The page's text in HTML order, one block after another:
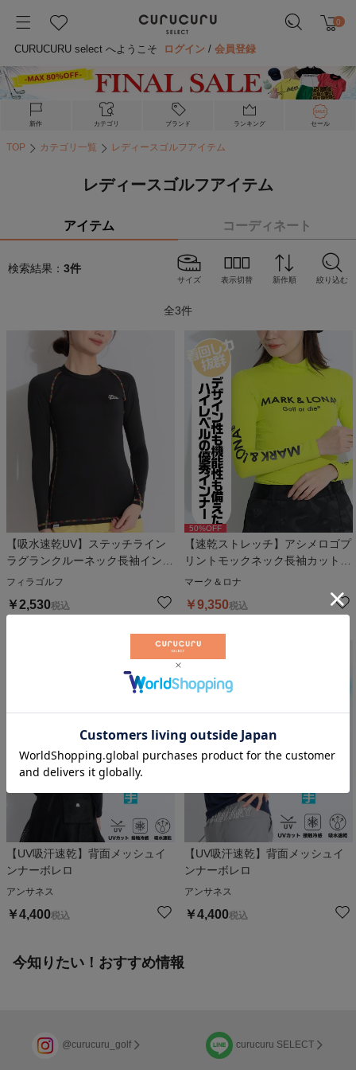
0
CURUCURU select へようこそ ログイン /会員登録
新作 カテゴリ ブランド ランキング セール
TOP カテゴリ一覧 レディースゴルフアイテム
レディースゴルフアイテム
アイテム コーディネート
検索結果： 3件
サイズ 表示切替 新作順 絞り込む
全3件
【吸水速乾UV】ステッチライン
ラグランクルーネック長袖インナ
ー
フィラゴルフ
￥2,530税込
50%OFF
【速乾ストレッチ】アシメロゴプ
リントモックネック長袖カットソ
ー
マーク＆ロナ
￥9,350税込
【UV吸汗速乾】背面メッシュイ
ンナーボレロ
アンサネス
￥4,400税込
人気アイテム
【UV吸汗速乾】背面メッシュイ
ンナーボレロ
アンサネス
￥4,400税込
今知りたい！おすすめ情報
@curucuru_golf curucuru SELECT